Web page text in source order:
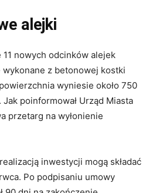
alejki
nowych odcinków alejek
wykonane z betonowej kostki
wyniesie około 750
poinformował Urząd Miasta
przetarg na wyłonienie
inwestycji mogą składać
Po podpisaniu umowy